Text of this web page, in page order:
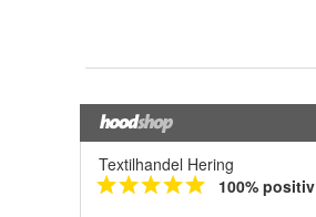
Textilhandel Hering
100% positiv